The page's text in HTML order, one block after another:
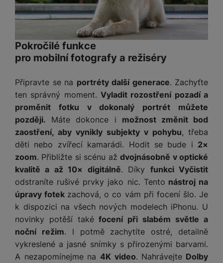
Tyto cookies nám umožňují měření výkonu našeho webu i
našich reklamních kampaní. Jejich pomocí určujeme počet
návštěv a zdroje návštěv našich internetových stránek. Data
získaná pomocí těchto cookies zpracováváme souhrnně a
uživatele našeho webu.
Marketingové
Marketingové-abychom vás neobtěžovali nevhodnou
reklamou.
Povoleno
Marketingové cookies používáme my nebo naši partneři,
abychom vám mohli zobrazit vhodné obsahy nebo reklamy jak
na našich stránkách, tak na stránkách třetích stran.
n
st
k
v
a
v
a
č
ů
m
v
l
d
a
č
H
e
r
í
sl
u
c
h
á
a
H
e
l
e
i
z
e
D
á
k
o
o
v
l
a
d
a
D
P
e
r
b
a
n
y
z
d
r
á
P
a
m
ě
ť
Pokročilé funkce
pro mobilní fotografy a režiséry
Připravte se na portréty další generace. Zachyťte
ten správný moment. Vyladit rozostření pozadí a
proměnit fotku v dokonalý portrét můžete
později. Máte dokonce i možnost změnit bod
zaostření, aby vynikly subjekty v pohybu, třeba
děti nebo zvířecí kamarádi. Hodit se bude i 2×
zoom. Přibližte si scénu aždvojnásobně v optické
kvalitě a až 10× digitálně. Díky funkci Vyčistit
odstraníte rušivé prvky jako nic. Tento nástroj na
úpravy fotek zachová, o co vám při focení šlo. Je
k dispozici na všech nových modelech iPhonu. U
novinky potěší také focení při slabém světle a
noční režim. I potmě zachytíte ostré, detailně
vykreslené a jasné snímky s přirozenými barvami.
A nezapomínejme na 4K video. Nahrávejte Dolby